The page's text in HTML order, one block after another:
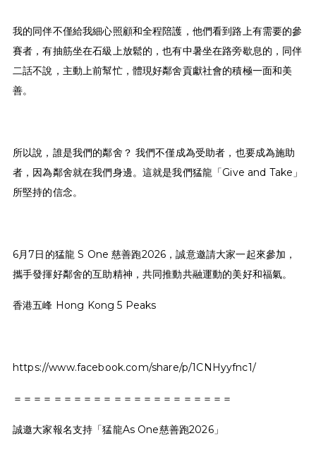
我的同伴不僅給我細心照顧和全程陪護，他們看到路上有需要的參
賽者，有抽筋坐在石級上放鬆的，也有中暑坐在路旁歇息的，同伴
二話不說，主動上前幫忙，體現好鄰舍貢獻社會的積極一面和美
善。
所以說，誰是我們的鄰舍？ 我們不僅成為受助者，也要成為施助
者，因為鄰舍就在我們身邊。這就是我們猛龍「Give and Take」
所堅持的信念。
6月7日的猛龍 S One 慈善跑2026，誠意邀請大家一起來參加，
攜手發揮好鄰舍的互助精神，共同推動共融運動的美好和福氣。
香港五峰 Hong Kong 5 Peaks
https://www.facebook.com/share/p/1CNHyyfnc1/
＝＝＝＝＝＝＝＝＝＝＝＝＝＝＝＝＝＝＝＝＝＝
誠邀大家報名支持「猛龍As One慈善跑2026」